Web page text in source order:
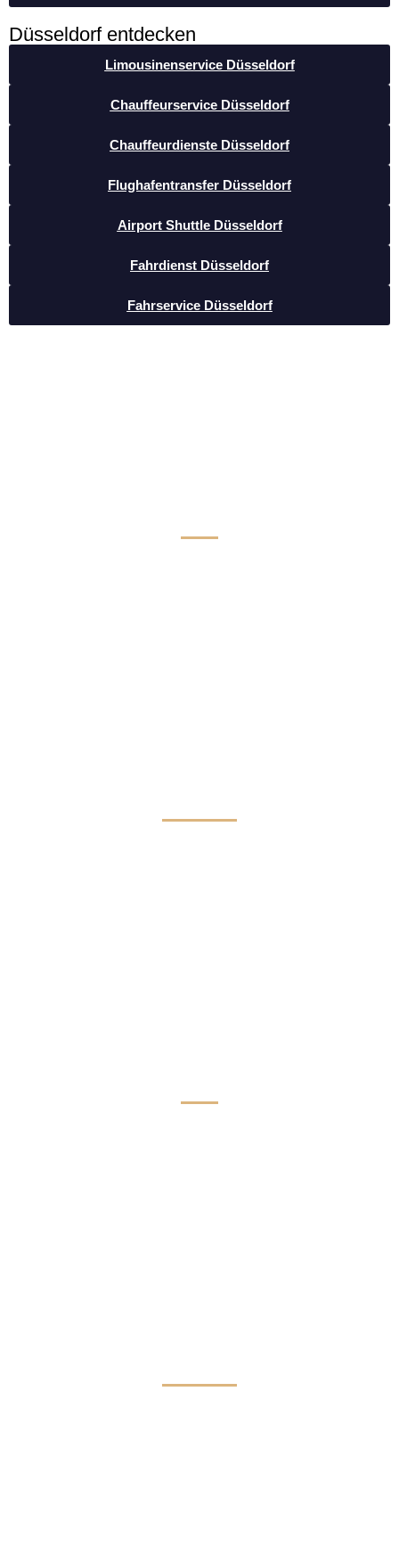
Düsseldorf entdecken
Limousinenservice Düsseldorf
Chauffeurservice Düsseldorf
Chauffeurdienste Düsseldorf
Flughafentransfer Düsseldorf
Airport Shuttle Düsseldorf
Fahrdienst Düsseldorf
Fahrservice Düsseldorf